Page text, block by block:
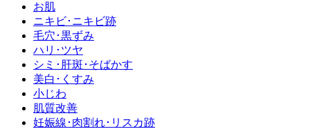
お肌
ニキビ･ニキビ跡
毛穴･黒ずみ
ハリ･ツヤ
シミ･肝斑･そばかす
美白･くすみ
小じわ
肌質改善
妊娠線･肉割れ･リスカ跡